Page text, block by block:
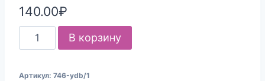
140.00₽
Количество
товара
В корзину
Артикул: 746-ydb/1